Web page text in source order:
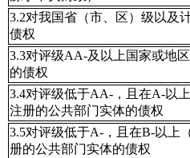
3.2对我国省（市、区）级以及
债权
3.3对评级AA-及以上国家或地
的债权
3.4对评级低于AA-，且在A-以
注册的公共部门实体的债权
3.5对评级低于A-，且在B-以上
册的公共部门实体的债权